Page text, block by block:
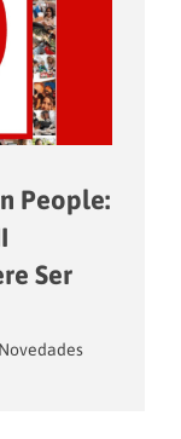
People:
Ser
Novedades